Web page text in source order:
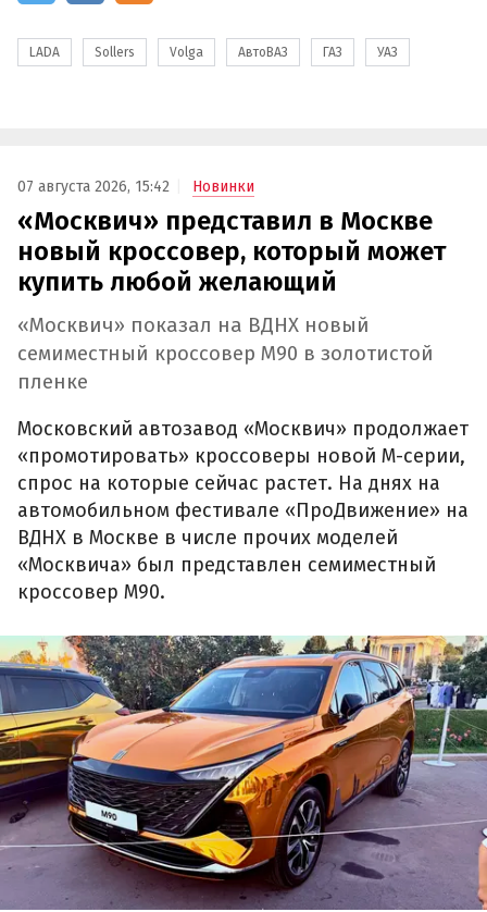
LADA Sollers Volga АвтоВАЗ ГАЗ УАЗ
07 августа 2026, 15:42 Новинки
«Москвич» представил в Москве
новый кроссовер, который может
купить любой желающий
«Москвич» показал на ВДНХ новый
семиместный кроссовер М90 в золотистой
пленке
Московский автозавод «Москвич» продолжает
«промотировать» кроссоверы новой М-серии,
спрос на которые сейчас растет. На днях на
автомобильном фестивале «ПроДвижение» на
ВДНХ в Москве в числе прочих моделей
«Москвича» был представлен семиместный
кроссовер М90.